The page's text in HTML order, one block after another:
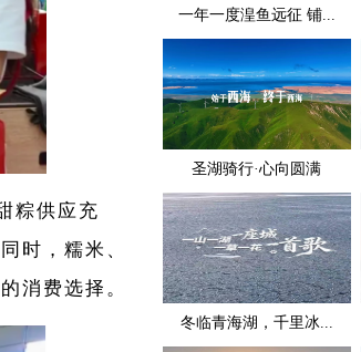
粽供应充
时，糯米、
消费选择。
一年一度湟鱼远征 铺...
圣湖骑行·心向圆满
冬临青海湖，千里冰...